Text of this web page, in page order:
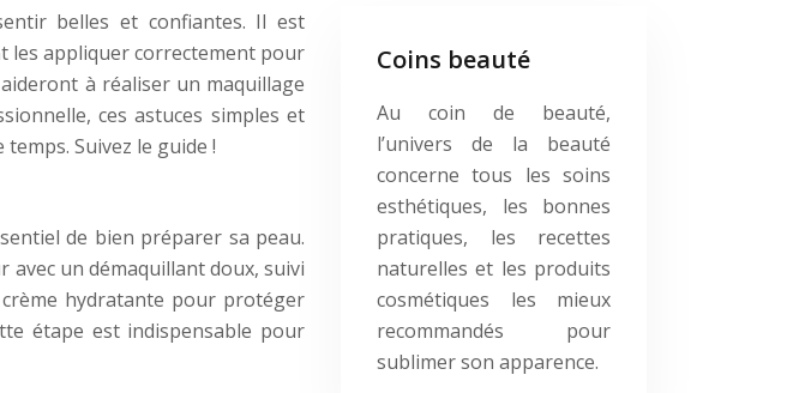
belles et confiantes. Il est
les appliquer correctement pour
à réaliser un maquillage
ces astuces simples et
Suivez le guide !
de bien préparer sa peau.
avec un démaquillant doux, suivi
hydratante pour protéger
étape est indispensable pour
Coins beauté
Au coin de beauté,
l’univers de la beauté
concerne tous les soins
esthétiques, les bonnes
pratiques, les recettes
naturelles et les produits
cosmétiques les mieux
recommandés pour
sublimer son apparence.